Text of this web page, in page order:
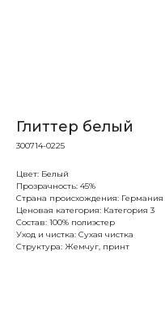
Глиттер белый
300714-0225
Цвет: Белый
Прозрачность: 45%
Страна происхождения: Германия
Ценовая категория: Категория 3
Состав: 100% полиэстер
Уход и чистка: Сухая чистка
Структура: Жемчуг, принт